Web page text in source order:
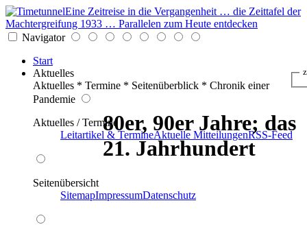
Eine Zeitreise in die Vergangenheit … die Zeittafel der
Machtergreifung 1933 … Parallelen zum Heute entdecken
Navigator
Start
Aktuelles
Aktuelles * Termine * Seitenüberblick * Chronik einer
Pandemie
Aktuelles / Termine
Leitartikel & TermineAktuelle MitteilungenRSS-Feed
Seitenübersicht
SitemapImpressumDatenschutz
80er, 90er Jahre; das
21. Jahrhundert